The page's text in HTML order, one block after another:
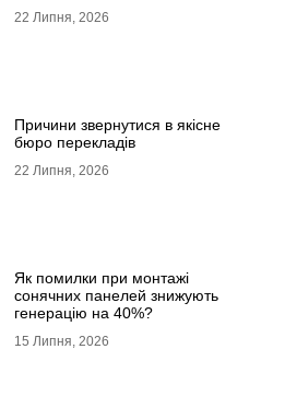
22 Липня, 2026
Причини звернутися в якісне
бюро перекладів
22 Липня, 2026
Як помилки при монтажі
сонячних панелей знижують
генерацію на 40%?
15 Липня, 2026